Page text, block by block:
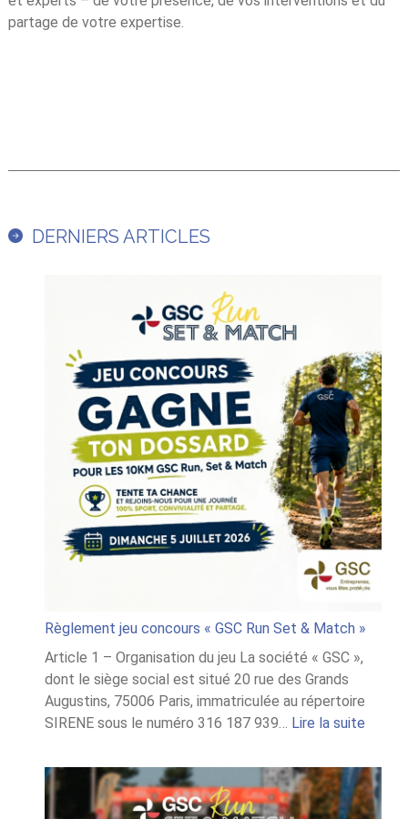
partage de votre expertise.
DERNIERS ARTICLES
Règlement jeu concours « GSC Run Set & Match »
Article 1 – Organisation du jeu La société « GSC »,
dont le siège social est situé 20 rue des Grands
Augustins, 75006 Paris, immatriculée au répertoire
SIRENE sous le numéro 316 187 939… Lire la suite:
jeu
« GSC